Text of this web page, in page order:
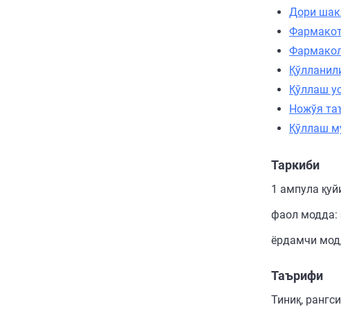
Дори
Қўллаш
Ножўя
Қўллаш
Таркиби
1 ампула
фаол модда:
ёрдамчи
Таърифи
Тиниқ,